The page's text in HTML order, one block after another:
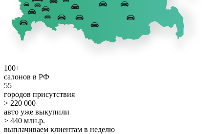
100+
салонов в РФ
55
городов присутствия
> 220 000
авто уже выкупили
> 440 млн.р.
выплачиваем клиентам в неделю